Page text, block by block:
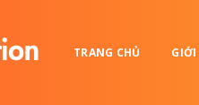
TRANG CHỦ GIỚI